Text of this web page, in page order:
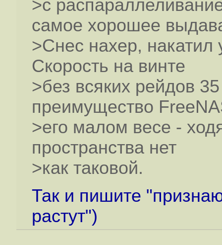
>с
самое хорошее
>Снес нахер, накатил
Скорость на винте
>без всяких рейдов
преимущество
>его малом весе -
пространства нет
>как таковой.
Так и пишите
растут")